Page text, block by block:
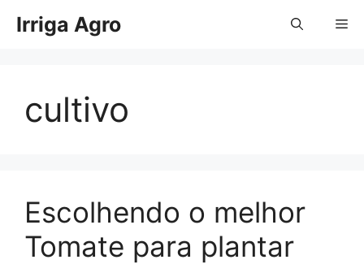
paraIrriga Agro
cultivo
Escolhendo o melhor
Tomate para plantar